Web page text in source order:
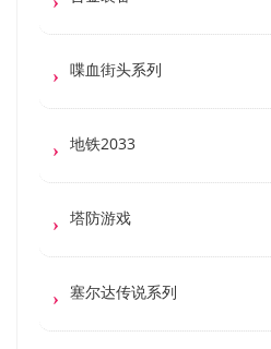
喋血街头系列
地铁2033
塔防游戏
塞尔达传说系列